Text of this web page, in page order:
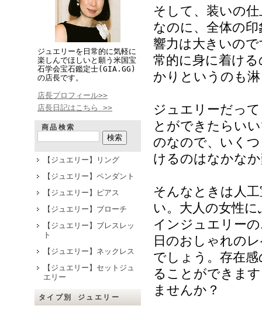
ジュエリーを日常的に気軽に
楽しんでほしいと願う米国宝
石学会宝石鑑定士(GIA.GG)
の店長です。
店長プロフィール>>
店長日記はこちら >>
商品検索
【ジュエリー】リング
【ジュエリー】ペンダント
【ジュエリー】ピアス
【ジュエリー】ブローチ
【ジュエリー】ブレスレッ
ト
【ジュエリー】ネックレス
【ジュエリー】セットジュ
エリー
タイプ別 ジュエリー
そして、装いの
なのに、全体の
響力は大きいの
常的に身に着け
かりというのも
ジュエリーだっ
とができたらい
のなので、いく
けるのはなかな
そんなときは人
い。大人の女性
インジュエリー
日のおしゃれの
でしょう。存在
ることができま
ませんか？